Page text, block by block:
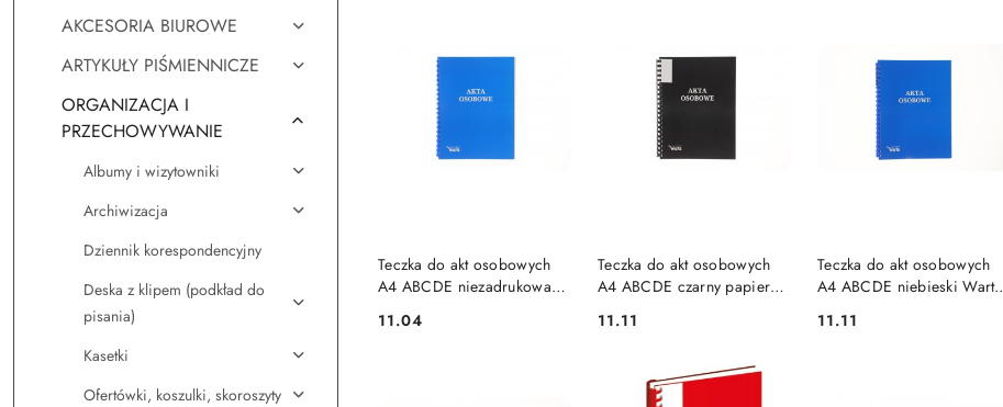
AKCESORIA BIUROWE
ARTYKUŁY PIŚMIENNICZE
ORGANIZACJA I
PRZECHOWYWANIE
Albumy i wizytowniki
Archiwizacja
Dziennik korespondencyjny
Deska z klipem (podkład do
pisania)
Kasetki
Ofertówki, koszulki, skoroszyty
Teczka do akt osobowych
A4 ABCDE niezadrukowana
(1824-339-093)
Cena:
11.04
DO KOSZYKA
Teczka do akt osobowych
A4 ABCDE czarny papier
Cena:
11.11
DO KOSZYKA
Teczka do akt osobowych
A4 ABCDE niebieski Warta
Cena:
11.11
DO KOSZYKA